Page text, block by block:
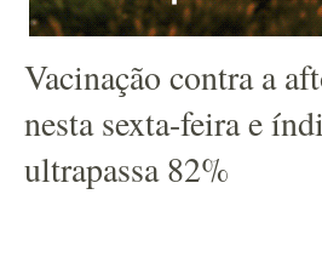
Vacinação contra a
nesta sexta-feira e
ultrapassa 82%